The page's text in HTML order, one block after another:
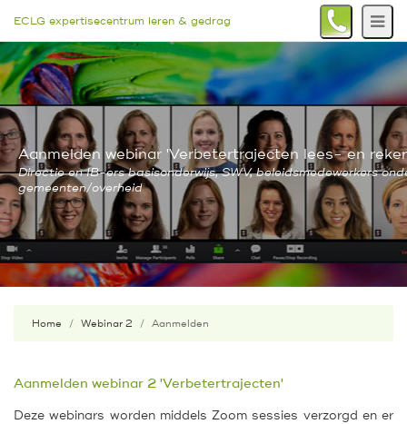
ECLG expertisecentrum leren & gedrag
Aanmelden webinar 'Verbetertrajecten lees- en
Directie en IB-ers basisonderwijs, SWV, beleidsmedewerkers
gemeenten/overheid
Home Webinar 2 Aanmelden
Aanmelden webinar 2 'Verbetertrajecten'
Deze webinars worden middels Zoom sessies verzorgd en er